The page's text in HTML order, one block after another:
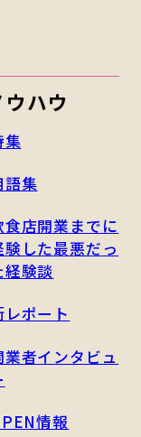
ハウ
集
語集
食店開業までに
験した最悪だっ
経験談
レポート
業者インタビュ
情報